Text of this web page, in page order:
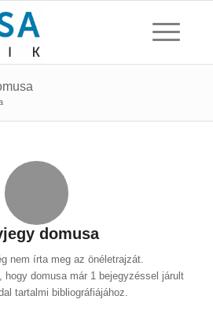
domusa
nem írta meg az önéletrajzát.
hogydomusamár 1 bejegyzéssel járult
tartalmi bibliográfiájához.